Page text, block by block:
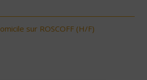
sur ROSCOFF (H/F)